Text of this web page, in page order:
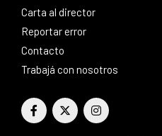
Carta al director
Reportar error
Contacto
Trabajá con nosotros